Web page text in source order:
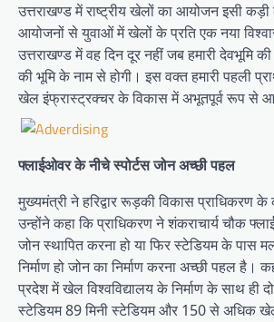
उत्तराखण्ड में राष्ट्रीय खेलों का आयोजन इसी कड़ी
आयोजनों से युवाओं में खेलों के प्रति एक नया
उत्तराखण्ड में वह दिन दूर नहीं जब हमारी देवभूमि
की भूमि के नाम से होगी। इस वक्त हमारी पहली
खेल इंफ्रास्ट्रक्चर के विकास में अभूतपूर्व रूप से
फ्लाईओवर के नीचे स्पोर्टस जोन अच्छी पहल
मुख्यमंत्री ने हरिद्वार रूड़की विकास प्राधिकरण के
उन्होंने कहा कि प्राधिकरण ने शंकराचार्य चौक
जोन स्थापित करना हो या फिर स्टेडियम के पास
निर्माण हो जोन का निर्माण करना अच्छी पहल है।
प्रदेश में खेल विश्वविद्यालय के निर्माण के साथ ही
स्टेडियम 89 मिनी स्टेडियम और 150 से अधिक